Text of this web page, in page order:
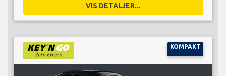
VIS DETALJER...
KOMPAKT